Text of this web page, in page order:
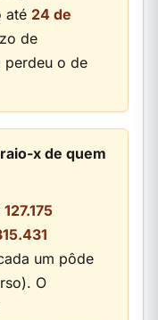
até 24 de
de
perdeu o de
x de quem
127.175
um pôde
O